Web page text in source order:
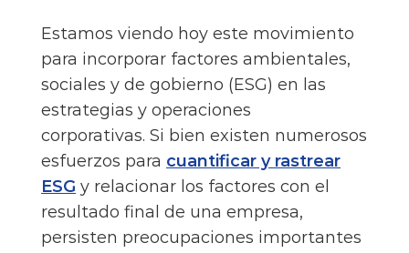
Estamos viendo hoy este movimiento
para incorporar factores ambientales,
sociales y de gobierno (ESG) en las
estrategias y operaciones
corporativas. Si bien existen numerosos
esfuerzos para cuantificar y rastrear
ESG y relacionar los factores con el
resultado final de una empresa,
persisten preocupaciones importantes